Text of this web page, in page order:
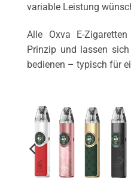
variable Leistung
Alle Oxva E-
Prinzip und lassen
bedienen – typisch für